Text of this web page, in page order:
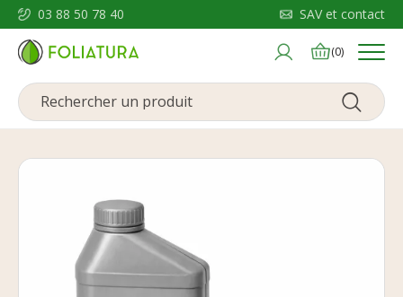
03 88 50 78 40 SAV et contact
(0) Menu